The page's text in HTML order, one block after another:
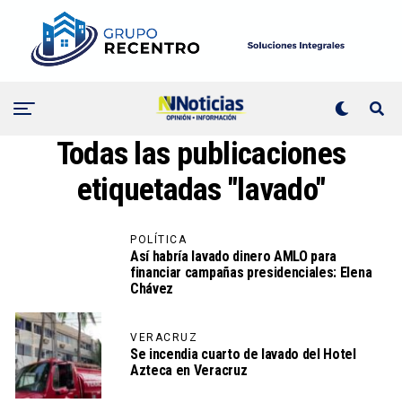
Todas las publicaciones
etiquetadas "lavado"
POLÍTICA
Así habría lavado dinero AMLO para
financiar campañas presidenciales: Elena
Chávez
VERACRUZ
Se incendia cuarto de lavado del Hotel
Azteca en Veracruz